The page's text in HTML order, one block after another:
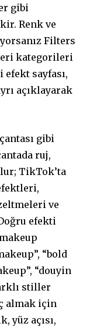
gibi
Renk ve
Filters
kategorileri
sayfası,
açıklayarak
gibi
ruj,
TikTok’ta
ve
efekti
“bold
“douyin
stiller
almak için
yüz açısı,